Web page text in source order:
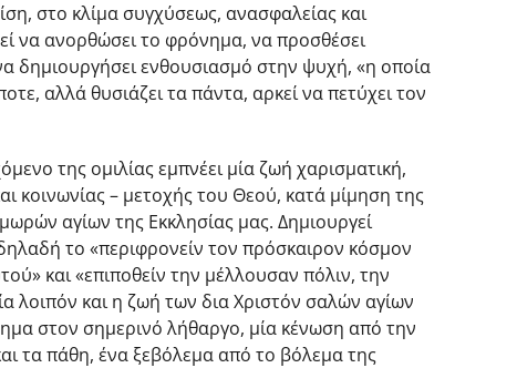
στο κλίμα συγχύσεως, ανασφαλείας και
να ανορθώσει το φρόνημα, να προσθέσει
δημιουργήσει ενθουσιασμό στην ψυχή, «η οποία
αλλά θυσιάζει τα πάντα, αρκεί να πετύχει τον
της ομιλίας εμπνέει μία ζωή χαρισματική,
κοινωνίας – μετοχής του Θεού, κατά μίμηση της
αγίων της Εκκλησίας μας. Δημιουργεί
το «περιφρονείν τον πρόσκαιρον κόσμον
και «επιποθείν την μέλλουσαν πόλιν, την
λοιπόν και η ζωή των δια Χριστόν σαλών αγίων
στον σημερινό λήθαργο, μία κένωση από την
τα πάθη, ένα ξεβόλεμα από το βόλεμα της